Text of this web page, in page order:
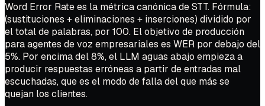
Word Error Rate es la métrica canónica de STT. Fórmula:
(sustituciones + eliminaciones + inserciones) dividido por
el total de palabras, por 100. El objetivo de producción
para agentes de voz empresariales es WER por debajo del
5%. Por encima del 8%, el LLM aguas abajo empieza a
producir respuestas erróneas a partir de entradas mal
escuchadas, que es el modo de falla del que más se
quejan los clientes.